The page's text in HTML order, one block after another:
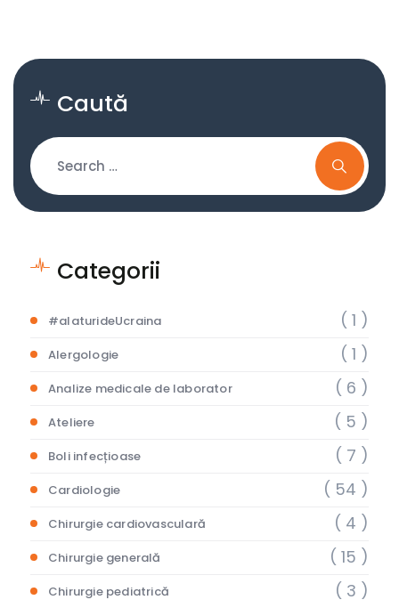
Caută
Categorii
#alaturideUcraina ( 1 )
Alergologie ( 1 )
Analize medicale de laborator ( 6 )
Ateliere ( 5 )
Boli infecțioase ( 7 )
Cardiologie ( 54 )
Chirurgie cardiovasculară ( 4 )
Chirurgie generală ( 15 )
Chirurgie pediatrică ( 3 )